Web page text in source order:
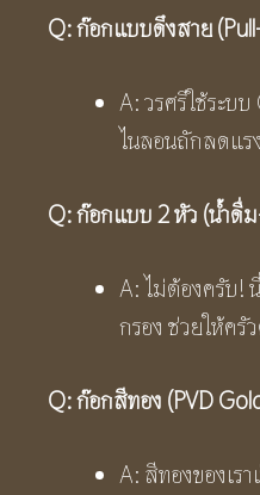
Q: ก๊อกแบบดึงสาย
A: วรศรีใช้ระบ
ไนลอนถักลดแร
Q: ก๊อกแบบ 2 หัว (น้ำดื่ม
A: ไม่ต้องครับ!
กรอง ช่วยให้ค
Q: ก๊อกสีทอง (PVD
A: สีทองของเร